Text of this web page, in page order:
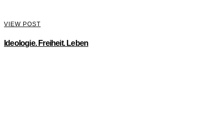
VIEW POST
Ideologie. Freiheit. Leben